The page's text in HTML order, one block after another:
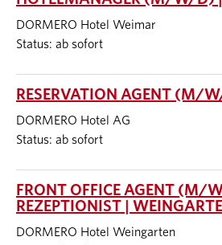
DORMERO Hotel Weimar
Status: ab sofort
RESERVATION AGENT (M/
DORMERO Hotel AG
Status: ab sofort
FRONT OFFICE AGENT (M/
REZEPTIONIST |
DORMERO Hotel Weingarten